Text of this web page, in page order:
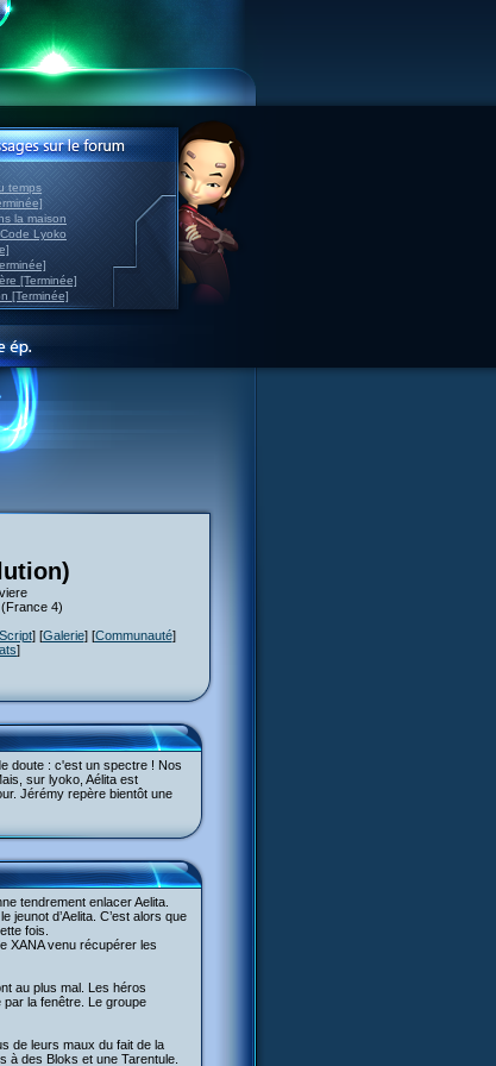
temps
la maison
Lyoko
[Terminée]
[Terminée]
4)
] [Galerie] [Communauté]
]
doute : c'est un spectre ! Nos
sur lyoko, Aélita est
Jérémy repère bientôt une
tendrement enlacer Aelita.
d’Aelita. C’est alors que
fois.
XANA venu récupérer les
au plus mal. Les héros
par la fenêtre. Le groupe
de leurs maux du fait de la
à des Bloks et une Tarentule.